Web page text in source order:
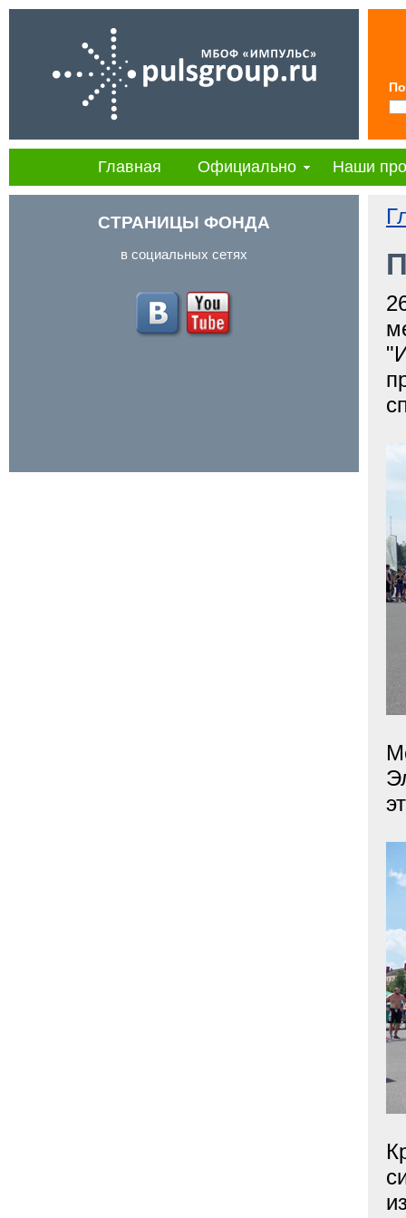
Главная Официально Наши
СТРАНИЦЫ ФОНДА
в социальных сетях